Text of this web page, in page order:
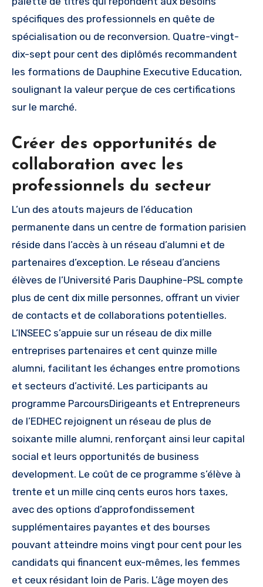
spécifiques des professionnels en quête de
spécialisation ou de reconversion. Quatre-vingt-
dix-sept pour cent des diplômés recommandent
les formations de Dauphine Executive Education,
soulignant la valeur perçue de ces certifications
sur le marché.
Créer des opportunités de
collaboration avec les
professionnels du secteur
L’un des atouts majeurs de l’éducation
permanente dans un centre de formation parisien
réside dans l’accès à un réseau d’alumni et de
partenaires d’exception. Le réseau d’anciens
élèves de l’Université Paris Dauphine-PSL compte
plus de cent dix mille personnes, offrant un vivier
de contacts et de collaborations potentielles.
L’INSEEC s’appuie sur un réseau de dix mille
entreprises partenaires et cent quinze mille
alumni, facilitant les échanges entre promotions
et secteurs d’activité. Les participants au
programme ParcoursDirigeants et Entrepreneurs
de l’EDHEC rejoignent un réseau de plus de
soixante mille alumni, renforçant ainsi leur capital
social et leurs opportunités de business
development. Le coût de ce programme s’élève à
trente et un mille cinq cents euros hors taxes,
avec des options d’approfondissement
supplémentaires payantes et des bourses
pouvant atteindre moins vingt pour cent pour les
candidats qui financent eux-mêmes, les femmes
et ceux résidant loin de Paris. L’âge moyen des